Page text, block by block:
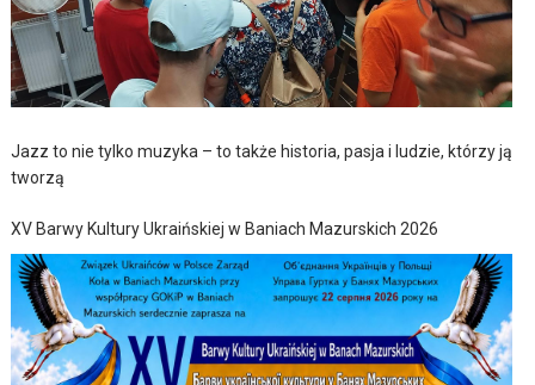
Jazz to nie tylko muzyka – to także historia, pasja i ludzie, którzy ją
tworzą
XV Barwy Kultury Ukraińskiej w Baniach Mazurskich 2026